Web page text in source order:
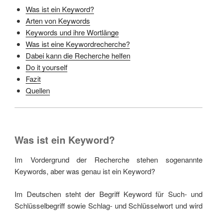
Was ist ein Keyword?
Arten von Keywords
Keywords und ihre Wortlänge
Was ist eine Keywordrecherche?
Dabei kann die Recherche helfen
Do it yourself
Fazit
Quellen
Was ist ein Keyword?
Im Vordergrund der Recherche stehen sogenannte
Keywords, aber was genau ist ein Keyword?
Im Deutschen steht der Begriff Keyword für Such- und
Schlüsselbegriff sowie Schlag- und Schlüsselwort und wird